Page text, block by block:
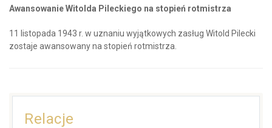
Awansowanie Witolda Pileckiego na stopień rotmistrza
11 listopada 1943 r. w uznaniu wyjątkowych zasług Witold Pilecki
zostaje awansowany na stopień rotmistrza.
Relacje